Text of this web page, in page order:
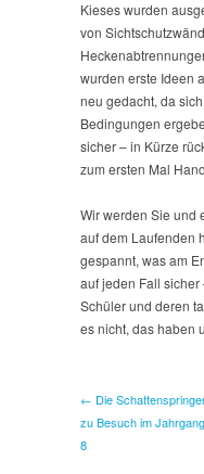
Kieses wurden
von
wurden erste Ideen
neu gedacht, da
Bedingungen
sicher – in Kürze
zum ersten Mal
Wir werden Sie und
auf dem Laufenden
gespannt, was am
auf jeden Fall
Schüler und deren
es nicht, das haben
← Die
zu Besuch im Jahrgang
8